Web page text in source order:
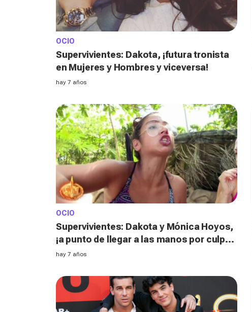
OCIO
Supervivientes: Dakota, ¡futura tronista
en Mujeres y Hombres y viceversa!
hay 7 años
OCIO
Supervivientes: Dakota y Mónica Hoyos,
¡a punto de llegar a las manos por culpa
de la Pantoja!
hay 7 años